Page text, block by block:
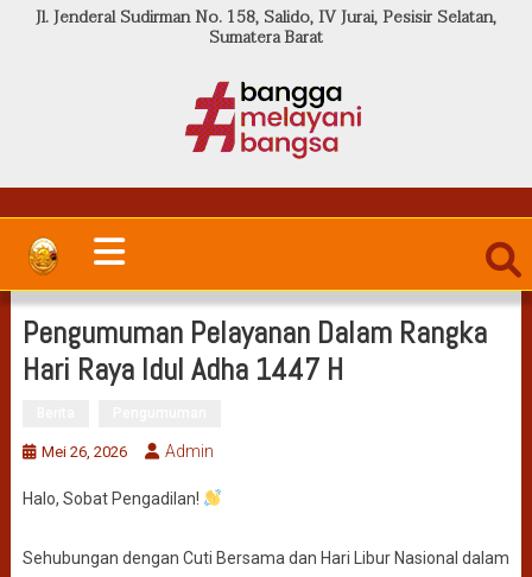
Jl. Jenderal Sudirman No. 158, Salido, IV Jurai, Pesisir Selatan,
Sumatera Barat
Pengumuman Pelayanan Dalam Rangka
Hari Raya Idul Adha 1447 H
Mei 26, 2026 Admin
Halo, Sobat Pengadilan!
Sehubungan dengan Cuti Bersama dan Hari Libur Nasional dalam